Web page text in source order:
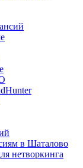
в Шаталово
нетворкинга